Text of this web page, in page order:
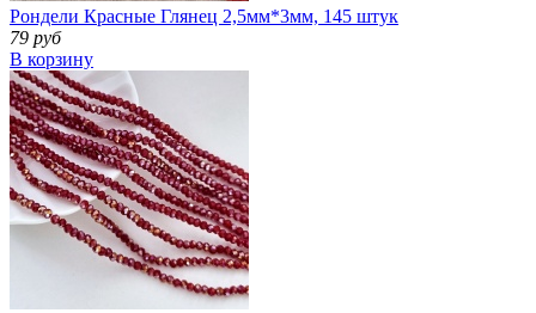
Рондели Красные Глянец 2,5мм*3мм, 145 штук
79 руб
В корзину